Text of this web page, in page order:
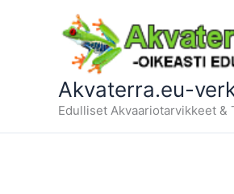
Akvaterra.eu-
Edulliset Akvaariotarvikkeet &